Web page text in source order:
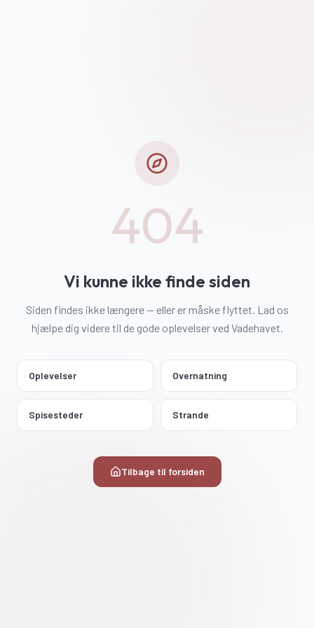
404
Vi kunne ikke finde siden
Siden findes ikke længere — eller er måske flyttet. Lad os
hjælpe dig videre til de gode oplevelser ved Vadehavet.
Oplevelser Overnatning
Spisesteder Strande
Tilbage til forsiden